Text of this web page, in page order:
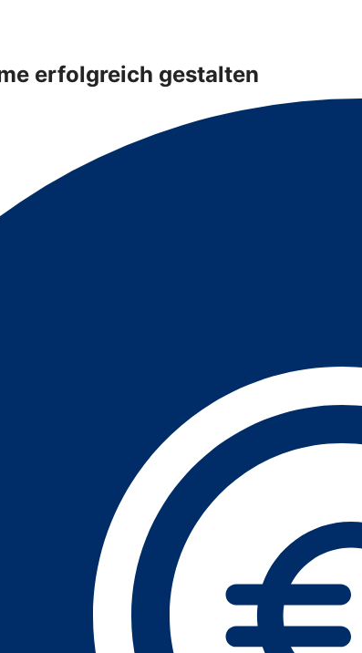
erfolgreich gestalten